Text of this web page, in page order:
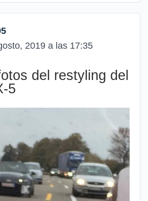
2019 a las 17:35
del restyling del
5